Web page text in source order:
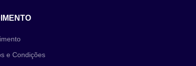
e Condições